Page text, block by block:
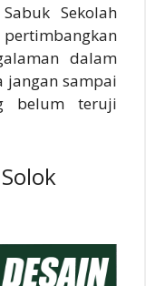
Sekolah
dalam
jangan sampai
belum teruji